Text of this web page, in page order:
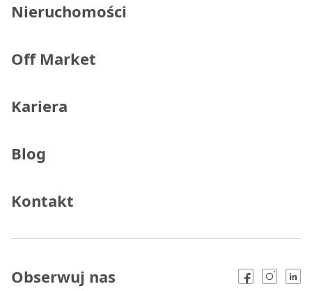
Nieruchomości
Off Market
Kariera
Blog
Kontakt
Obserwuj nas